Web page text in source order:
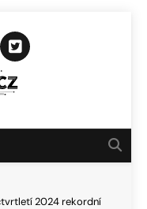
2024 rekordní